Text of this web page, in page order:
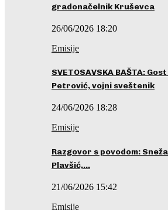
gradonačelnik Kruševca
26/06/2026 18:20
Emisije
SVETOSAVSKA BAŠTA:
Petrović, vojni sveštenik
24/06/2026 18:28
Emisije
Razgovor s povodom:
Plavšić,…
21/06/2026 15:42
Emisije